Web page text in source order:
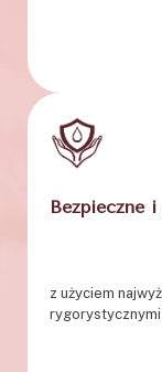
Bezpieczne
z użyciem
rygorystycznymi